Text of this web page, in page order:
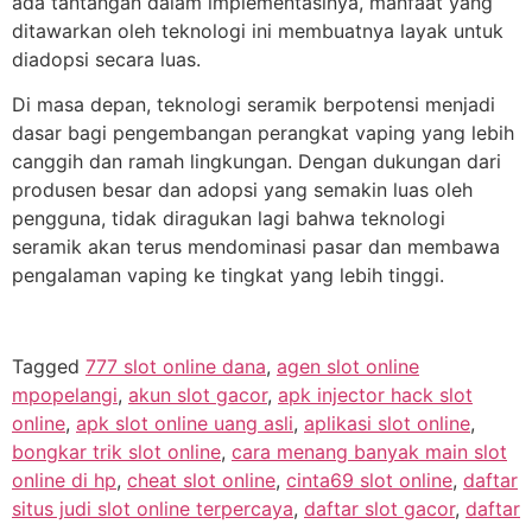
ditawarkan oleh teknologi ini membuatnya layak untuk
diadopsi secara luas.
Di masa depan, teknologi seramik berpotensi menjadi
dasar bagi pengembangan perangkat vaping yang lebih
canggih dan ramah lingkungan. Dengan dukungan dari
produsen besar dan adopsi yang semakin luas oleh
pengguna, tidak diragukan lagi bahwa teknologi
seramik akan terus mendominasi pasar dan membawa
pengalaman vaping ke tingkat yang lebih tinggi.
Tagged 777 slot online dana, agen slot online
mpopelangi, akun slot gacor, apk injector hack slot
online, apk slot online uang asli, aplikasi slot online,
bongkar trik slot online, cara menang banyak main slot
online di hp, cheat slot online, cinta69 slot online, daftar
situs judi slot online terpercaya, daftar slot gacor, daftar